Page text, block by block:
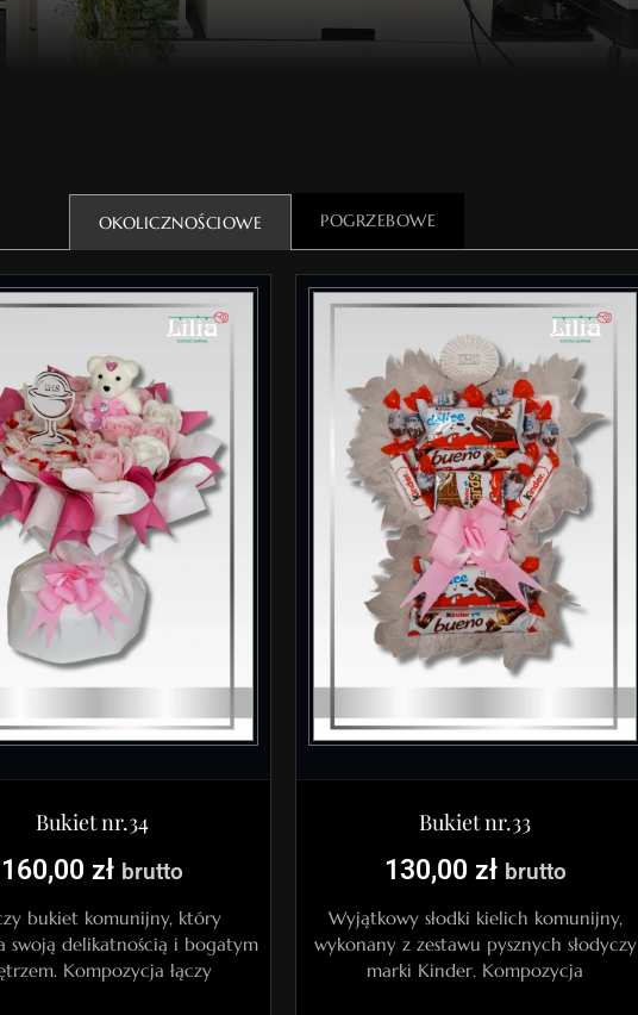
OKOLICZNOŚCIOWE POGRZEBOWE
Bukiet nr.34
160,00 zł brutto
bukiet komunijny, który
swoją delikatnością i bogatym
Kompozycja łączy
Bukiet nr.33
130,00 zł brutto
Wyjątkowy słodki kielich komunijny,
wykonany z zestawu pysznych słodyczy
marki Kinder. Kompozycja